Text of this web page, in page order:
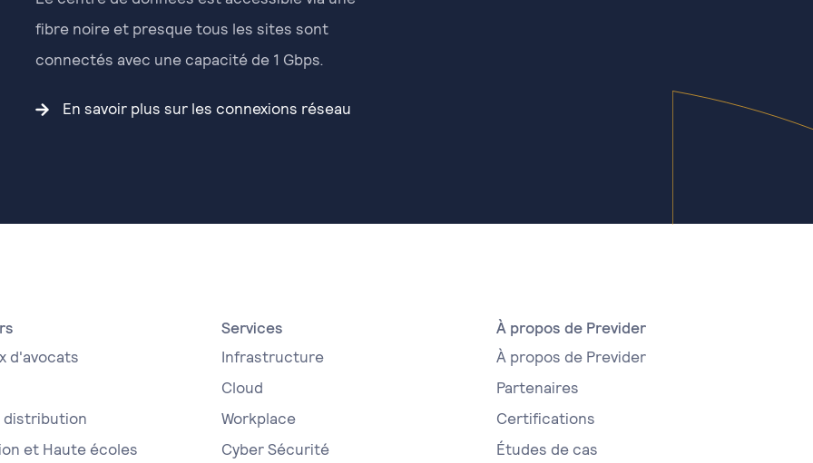
fibre noire et presque tous les sites sont
connectés avec une capacité de 1 Gbps.
En savoir plus sur les connexions réseau
d'avocats
distribution
et Haute écoles
Services
Infrastructure
Cloud
Workplace
Cyber Sécurité
À propos de Previder
À propos de Previder
Partenaires
Certifications
Études de cas